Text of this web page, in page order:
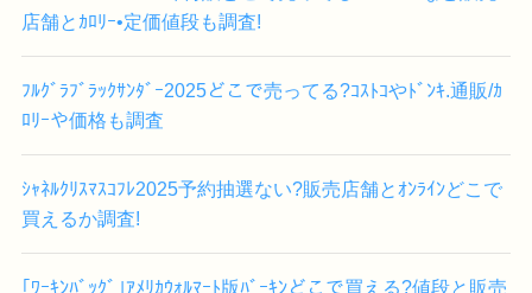
店舗とｶﾛﾘｰ•定価値段も調査!
ﾌﾙｸﾞﾗﾌﾞﾗｯｸｻﾝﾀﾞｰ2025どこで売ってる?ｺｽﾄｺやﾄﾞﾝｷ.通販/ｶ
ﾛﾘｰや価格も調査
ｼｬﾈﾙｸﾘｽﾏｽｺﾌﾚ2025予約抽選ない?販売店舗とｵﾝﾗｲﾝどこで
買えるか調査!
｢ﾜｰｷﾝﾊﾞｯｸﾞ｣ｱﾒﾘｶｳｫﾙﾏｰﾄ版ﾊﾞｰｷﾝどこで買える?値段と販売